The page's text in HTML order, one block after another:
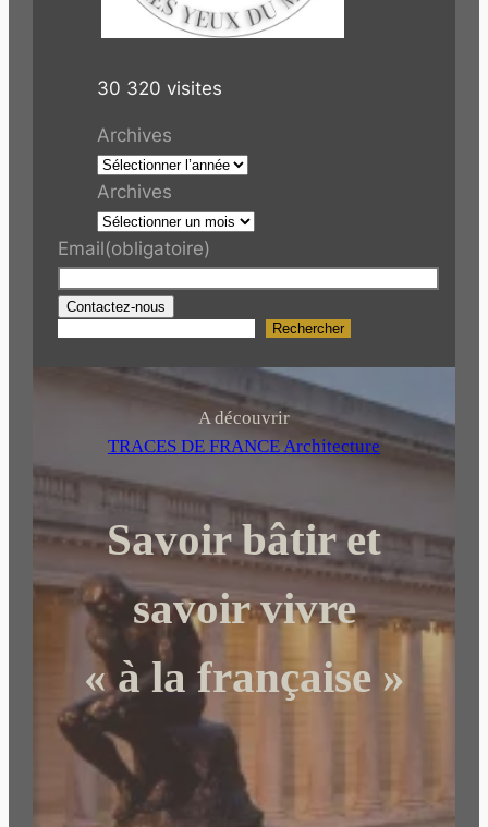
30 320 visites
Archives
Archives
Email(obligatoire)
Contactez-nous
R
r
c
h
r
Rechercher
A découvrir
TRACES DE FRANCE Architecture
Savoir bâtir et
savoir vivre
« à la française »